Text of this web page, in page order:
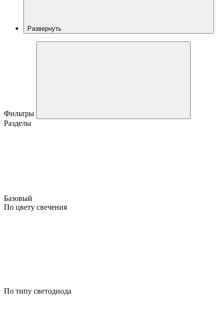
Развернуть
Фильтры
Разделы
Базовый
По цвету свечения
По типу светодиода